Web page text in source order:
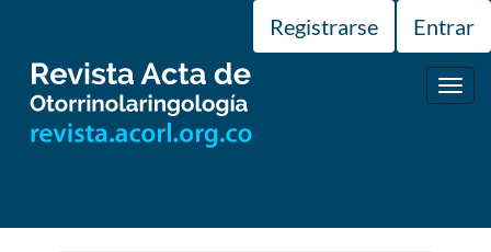
principal
Barra
lateral
Registrarse Entrar